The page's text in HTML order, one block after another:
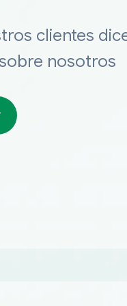
clientes
nosotros